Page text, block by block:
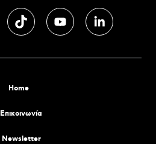
Home
Επικοινωνία
Newsletter